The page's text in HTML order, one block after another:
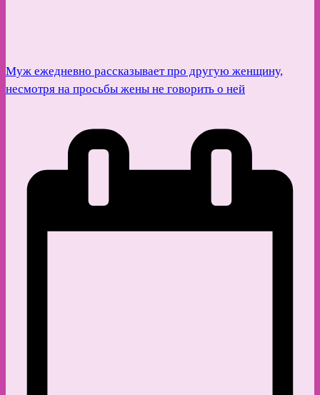
Муж ежедневно рассказывает про другую женщину,
несмотря на просьбы жены не говорить о ней